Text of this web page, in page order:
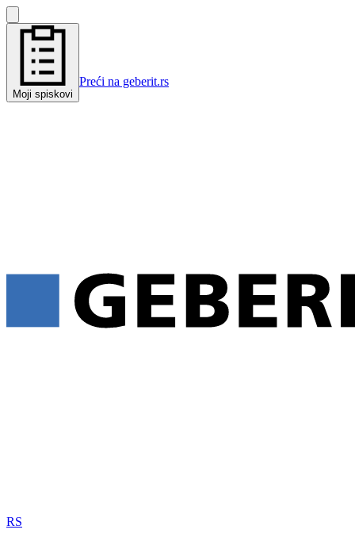
Moji spiskovi
Preći na geberit.rs
RS